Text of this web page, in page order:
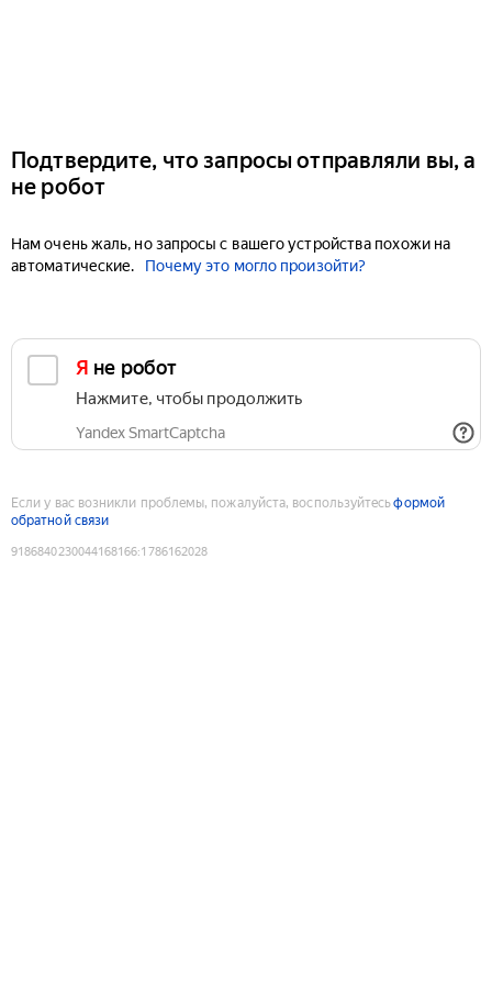
Подтвердите, что запросы отправляли вы, а
не робот
Нам очень жаль, но запросы с вашего устройства похожи на
автоматические.
Почему это могло произойти?
Я не робот
Нажмите, чтобы продолжить
Yandex SmartCaptcha
Если у вас возникли проблемы, пожалуйста, воспользуйтесьформой
обратной связи
9186840230044168166:1786162028